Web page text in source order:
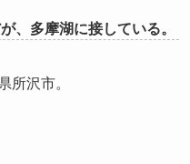
、多摩湖に接している。
所沢市。